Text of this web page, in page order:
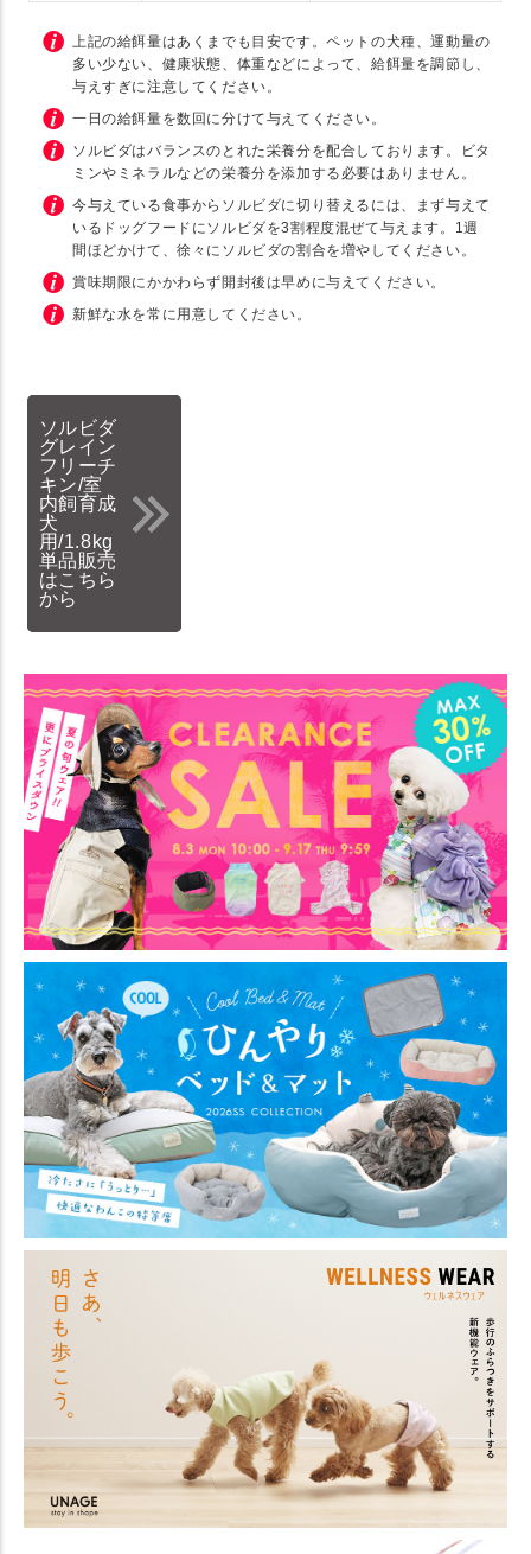
上記の給餌量はあくまでも目安です。ペットの犬種、運動量の
多い少ない、健康状態、体重などによって、給餌量を調節し、
与えすぎに注意してください。
一日の給餌量を数回に分けて与えてください。
ソルビダはバランスのとれた栄養分を配合しております。ビタ
ミンやミネラルなどの栄養分を添加する必要はありません。
今与えている食事からソルビダに切り替えるには、まず与えて
いるドッグフードにソルビダを3割程度混ぜて与えます。1週
間ほどかけて、徐々にソルビダの割合を増やしてください。
賞味期限にかかわらず開封後は早めに与えてください。
新鮮な水を常に用意してください。
ソルビダ
グレイン
フリーチ
キン/室
内飼育成
犬
用/1.8kg
単品販売
はこちら
から